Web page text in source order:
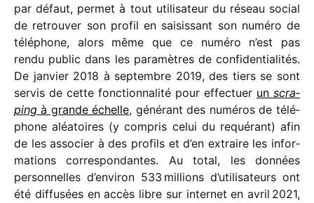
par défaut, permet à tout utili­sa­teur du réseau social
de retrou­ver son profil en saisis­sant son numéro de
télé­phone, alors même que ce numéro n’est pas
rendu public dans les para­mètres de confi­den­tia­li­tés.
De janvier 2018 à septembre 2019, des tiers se sont
servis de cette fonc­tion­na­lité pour effec­tuer un scra­
ping à grande échelle, géné­rant des numé­ros de télé­
phone aléa­toires (y compris celui du requé­rant) afin
de les asso­cier à des profils et d’en extraire les infor­
ma­tions corres­pon­dantes. Au total, les données
person­nelles d’environ 533 millions d’utilisateurs ont
été diffu­sées en accès libre sur inter­net en avril 2021,